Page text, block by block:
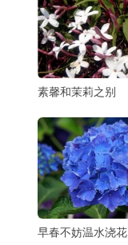
素馨和茉莉之别
早春不妨温水浇花